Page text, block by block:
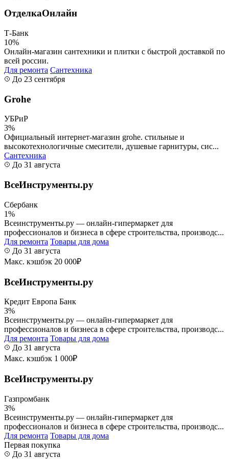
ОтделкаОнлайн
Т-Банк
10%
Онлайн-магазин сантехники и плитки с быстрой доставкой по
всей россии.
Для ремонта Сантехника
До 23 сентября
Grohe
УБРиР
3%
Официальный интернет-магазин grohe. стильные и
высокотехнологичные смесители, душевые гарнитуры, сис...
Сантехника
До 31 августа
ВсеИнструменты.ру
Сбербанк
1%
Всеинструменты.ру — онлайн-гипермаркет для
профессионалов и бизнеса в сфере строительства, производс...
Для ремонта Товары для дома
До 31 августа
Макс. кэшбэк 20 000₽
ВсеИнструменты.ру
Кредит Европа Банк
3%
Всеинструменты.ру — онлайн-гипермаркет для
профессионалов и бизнеса в сфере строительства, производс...
Для ремонта Товары для дома
До 31 августа
Макс. кэшбэк 1 000₽
ВсеИнструменты.ру
Газпромбанк
3%
Всеинструменты.ру — онлайн-гипермаркет для
профессионалов и бизнеса в сфере строительства, производс...
Для ремонта Товары для дома
Первая покупка
До 31 августа